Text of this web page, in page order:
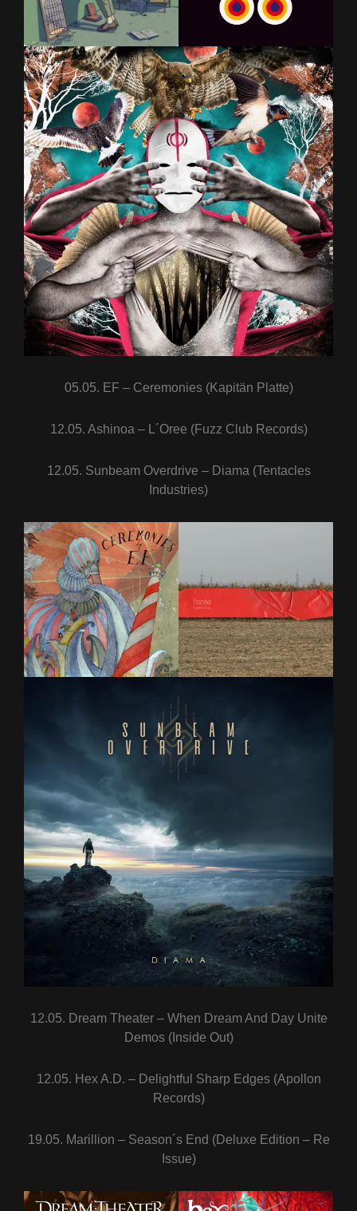
05.05. EF – Ceremonies (Kapitän Platte)
12.05. Ashinoa – L´Oree (Fuzz Club Records)
12.05. Sunbeam Overdrive – Diama (Tentacles
Industries)
12.05. Dream Theater – When Dream And Day Unite
Demos (Inside Out)
12.05. Hex A.D. – Delightful Sharp Edges (Apollon
Records)
19.05. Marillion – Season´s End (Deluxe Edition – Re
Issue)